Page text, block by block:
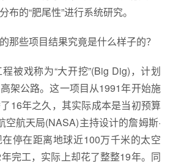
的“肥尾性”进行系统研究。
那些项目结果究竟是什么样子的？
被戏称为“大开挖”(Big Dig)，计划
架公路。这一项目从1991年开始施
16年之久，其实际成本是当初预算
空航天局(NASA)主持设计的詹姆斯·
停在距离地球近100万千米的太空
完工，实际上却花了整整19年。同